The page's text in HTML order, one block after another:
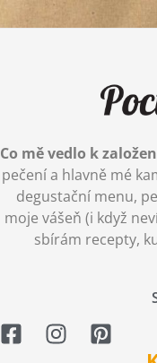
Co mě vedlo k
pečení a hlavně mé
degustační menu,
moje vášeň (i když
sbírám recepty,